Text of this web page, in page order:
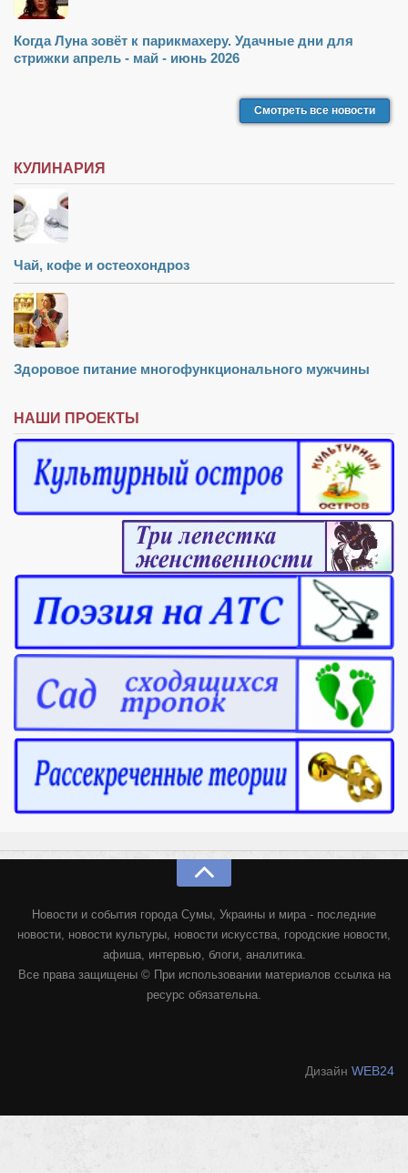
Когда Луна зовёт к парикмахеру. Удачные дни для
стрижки апрель - май - июнь 2026
Смотреть все новости
КУЛИНАРИЯ
Чай, кофе и остеохондроз
Здоровое питание многофункционального мужчины
НАШИ ПРОЕКТЫ
Новости и события города Сумы, Украины и мира - последние
новости, новости культуры, новости искусства, городские новости,
афиша, интервью, блоги, аналитика.
Все права защищены © При использовании материалов ссылка на
ресурс обязательна.
Дизайн WEB24